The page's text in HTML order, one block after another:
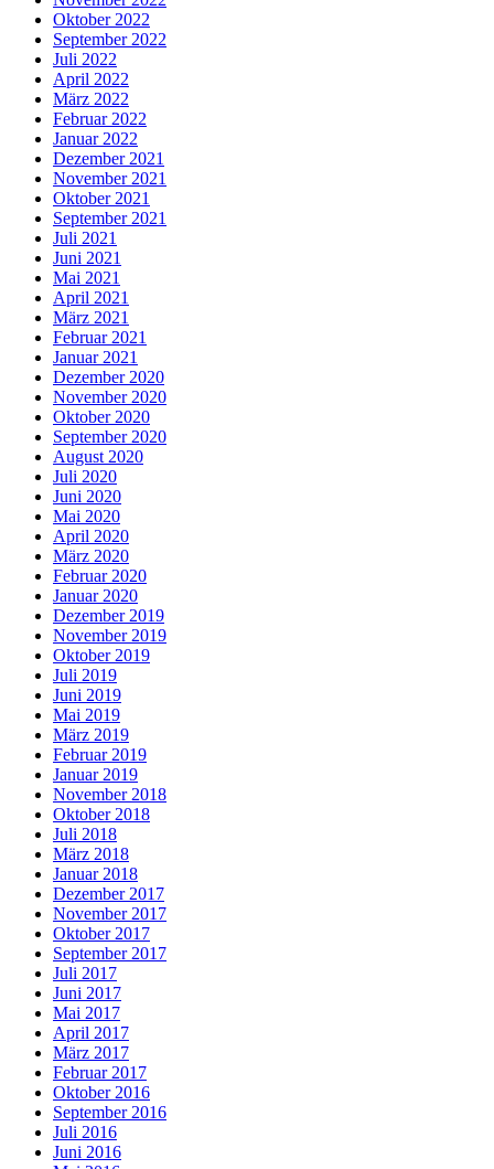
Oktober 2022
September 2022
Juli 2022
April 2022
März 2022
Februar 2022
Januar 2022
Dezember 2021
November 2021
Oktober 2021
September 2021
Juli 2021
Juni 2021
Mai 2021
April 2021
März 2021
Februar 2021
Januar 2021
Dezember 2020
November 2020
Oktober 2020
September 2020
August 2020
Juli 2020
Juni 2020
Mai 2020
April 2020
März 2020
Februar 2020
Januar 2020
Dezember 2019
November 2019
Oktober 2019
Juli 2019
Juni 2019
Mai 2019
März 2019
Februar 2019
Januar 2019
November 2018
Oktober 2018
Juli 2018
März 2018
Januar 2018
Dezember 2017
November 2017
Oktober 2017
September 2017
Juli 2017
Juni 2017
Mai 2017
April 2017
März 2017
Februar 2017
Oktober 2016
September 2016
Juli 2016
Juni 2016